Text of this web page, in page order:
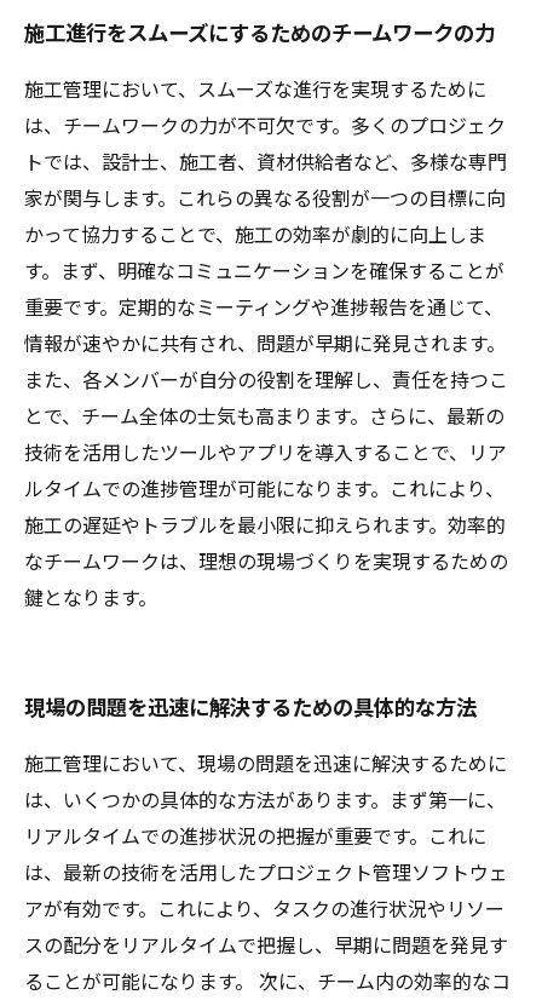
施工進行をスムーズにするためのチームワークの力
施工管理において、スムーズな進行を実現するために
は、チームワークの力が不可欠です。多くのプロジェク
トでは、設計士、施工者、資材供給者など、多様な専門
家が関与します。これらの異なる役割が一つの目標に向
かって協力することで、施工の効率が劇的に向上しま
す。まず、明確なコミュニケーションを確保することが
重要です。定期的なミーティングや進捗報告を通じて、
情報が速やかに共有され、問題が早期に発見されます。
また、各メンバーが自分の役割を理解し、責任を持つこ
とで、チーム全体の士気も高まります。さらに、最新の
技術を活用したツールやアプリを導入することで、リア
ルタイムでの進捗管理が可能になります。これにより、
施工の遅延やトラブルを最小限に抑えられます。効率的
なチームワークは、理想の現場づくりを実現するための
鍵となります。
現場の問題を迅速に解決するための具体的な方法
施工管理において、現場の問題を迅速に解決するために
は、いくつかの具体的な方法があります。まず第一に、
リアルタイムでの進捗状況の把握が重要です。これに
は、最新の技術を活用したプロジェクト管理ソフトウェ
アが有効です。これにより、タスクの進行状況やリソー
スの配分をリアルタイムで把握し、早期に問題を発見す
ることが可能になります。 次に、チーム内の効率的なコ